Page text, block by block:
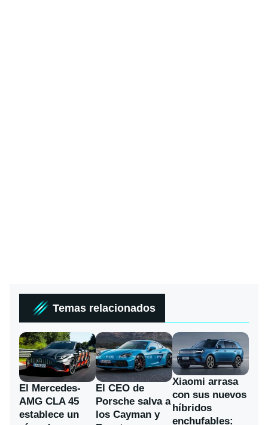
Temas relacionados
El Mercedes-
AMG CLA 45
establece un
El CEO de
Porsche salva a
los Cayman y
Xiaomi arrasa
con sus nuevos
híbridos
enchufables: